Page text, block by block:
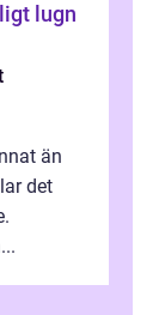
än
det